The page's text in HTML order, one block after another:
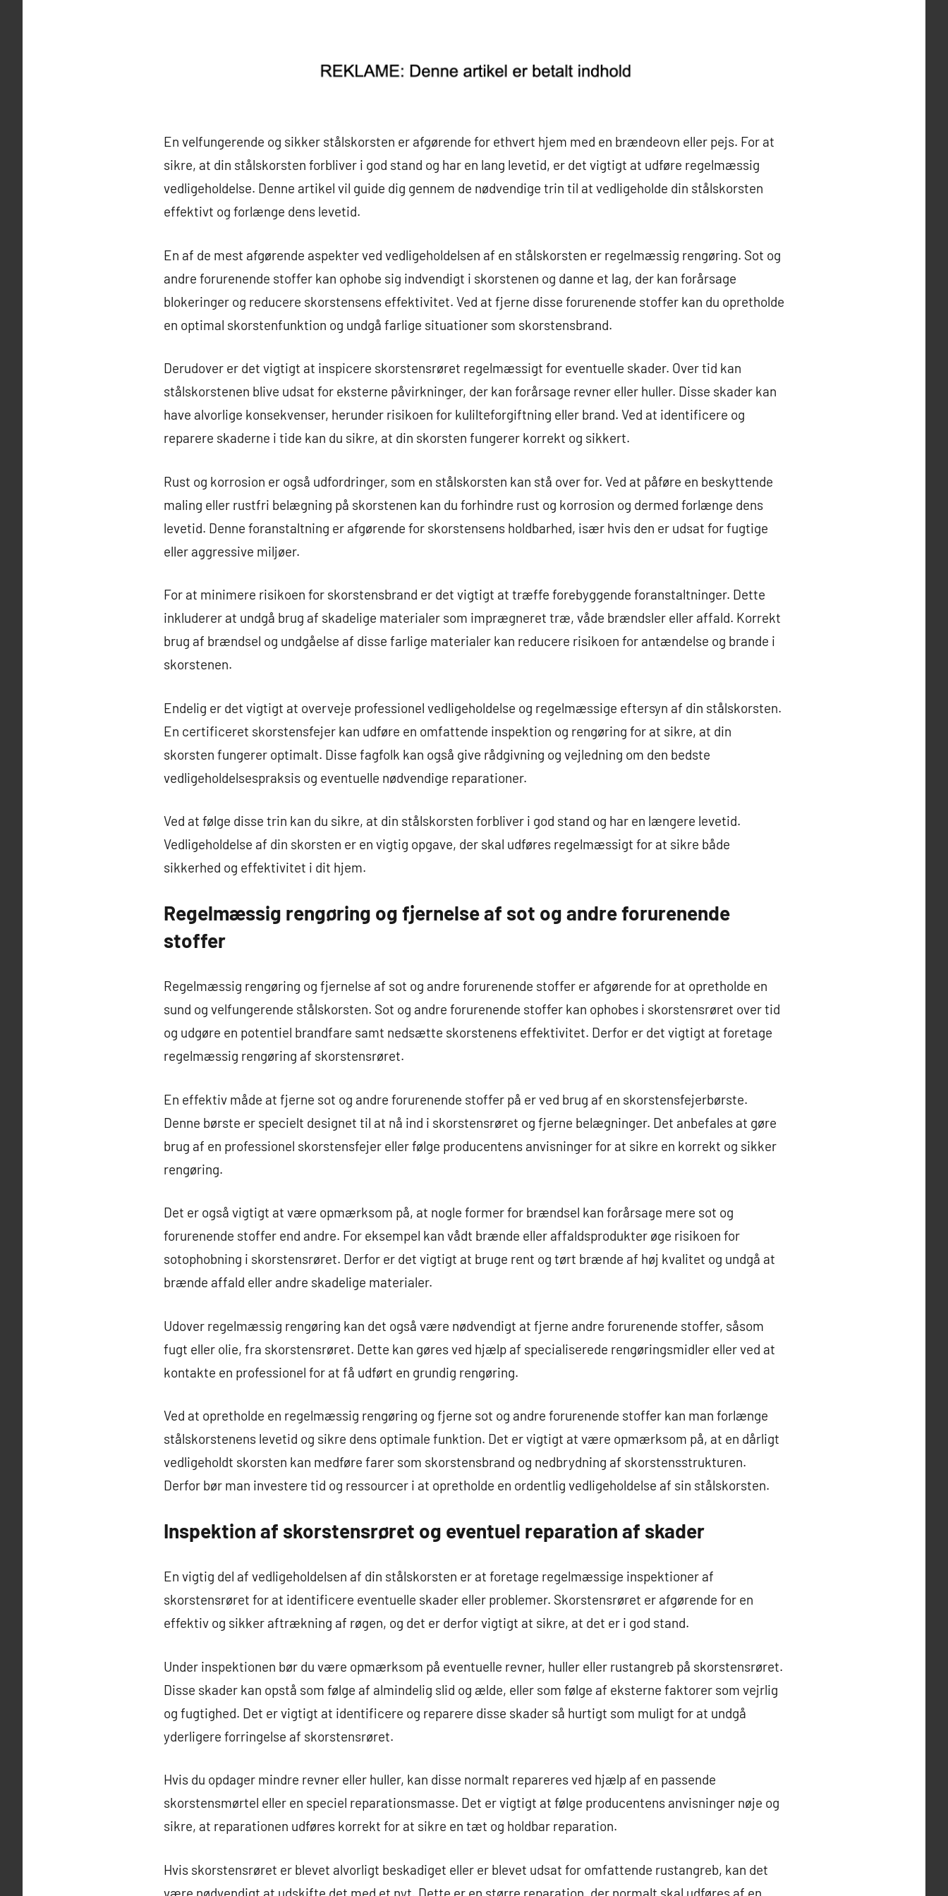
En velfungerende og sikker stålskorsten er afgørende for ethvert hjem med en brændeovn eller pejs. For at
sikre, at din stålskorsten forbliver i god stand og har en lang levetid, er det vigtigt at udføre regelmæssig
vedligeholdelse. Denne artikel vil guide dig gennem de nødvendige trin til at vedligeholde din stålskorsten
effektivt og forlænge dens levetid.
En af de mest afgørende aspekter ved vedligeholdelsen af en stålskorsten er regelmæssig rengøring. Sot og
andre forurenende stoffer kan ophobe sig indvendigt i skorstenen og danne et lag, der kan forårsage
blokeringer og reducere skorstensens effektivitet. Ved at fjerne disse forurenende stoffer kan du opretholde
en optimal skorstenfunktion og undgå farlige situationer som skorstensbrand.
Derudover er det vigtigt at inspicere skorstensrøret regelmæssigt for eventuelle skader. Over tid kan
stålskorstenen blive udsat for eksterne påvirkninger, der kan forårsage revner eller huller. Disse skader kan
have alvorlige konsekvenser, herunder risikoen for kulilteforgiftning eller brand. Ved at identificere og
reparere skaderne i tide kan du sikre, at din skorsten fungerer korrekt og sikkert.
Rust og korrosion er også udfordringer, som en stålskorsten kan stå over for. Ved at påføre en beskyttende
maling eller rustfri belægning på skorstenen kan du forhindre rust og korrosion og dermed forlænge dens
levetid. Denne foranstaltning er afgørende for skorstensens holdbarhed, især hvis den er udsat for fugtige
eller aggressive miljøer.
For at minimere risikoen for skorstensbrand er det vigtigt at træffe forebyggende foranstaltninger. Dette
inkluderer at undgå brug af skadelige materialer som imprægneret træ, våde brændsler eller affald. Korrekt
brug af brændsel og undgåelse af disse farlige materialer kan reducere risikoen for antændelse og brande i
skorstenen.
Endelig er det vigtigt at overveje professionel vedligeholdelse og regelmæssige eftersyn af din stålskorsten.
En certificeret skorstensfejer kan udføre en omfattende inspektion og rengøring for at sikre, at din
skorsten fungerer optimalt. Disse fagfolk kan også give rådgivning og vejledning om den bedste
vedligeholdelsespraksis og eventuelle nødvendige reparationer.
Ved at følge disse trin kan du sikre, at din stålskorsten forbliver i god stand og har en længere levetid.
Vedligeholdelse af din skorsten er en vigtig opgave, der skal udføres regelmæssigt for at sikre både
sikkerhed og effektivitet i dit hjem.
Regelmæssig rengøring og fjernelse af sot og andre forurenende
stoffer
Regelmæssig rengøring og fjernelse af sot og andre forurenende stoffer er afgørende for at opretholde en
sund og velfungerende stålskorsten. Sot og andre forurenende stoffer kan ophobes i skorstensrøret over tid
og udgøre en potentiel brandfare samt nedsætte skorstenens effektivitet. Derfor er det vigtigt at foretage
regelmæssig rengøring af skorstensrøret.
En effektiv måde at fjerne sot og andre forurenende stoffer på er ved brug af en skorstensfejerbørste.
Denne børste er specielt designet til at nå ind i skorstensrøret og fjerne belægninger. Det anbefales at gøre
brug af en professionel skorstensfejer eller følge producentens anvisninger for at sikre en korrekt og sikker
rengøring.
Det er også vigtigt at være opmærksom på, at nogle former for brændsel kan forårsage mere sot og
forurenende stoffer end andre. For eksempel kan vådt brænde eller affaldsprodukter øge risikoen for
sotophobning i skorstensrøret. Derfor er det vigtigt at bruge rent og tørt brænde af høj kvalitet og undgå at
brænde affald eller andre skadelige materialer.
Udover regelmæssig rengøring kan det også være nødvendigt at fjerne andre forurenende stoffer, såsom
fugt eller olie, fra skorstensrøret. Dette kan gøres ved hjælp af specialiserede rengøringsmidler eller ved at
kontakte en professionel for at få udført en grundig rengøring.
Ved at opretholde en regelmæssig rengøring og fjerne sot og andre forurenende stoffer kan man forlænge
stålskorstenens levetid og sikre dens optimale funktion. Det er vigtigt at være opmærksom på, at en dårligt
vedligeholdt skorsten kan medføre farer som skorstensbrand og nedbrydning af skorstensstrukturen.
Derfor bør man investere tid og ressourcer i at opretholde en ordentlig vedligeholdelse af sin stålskorsten.
Inspektion af skorstensrøret og eventuel reparation af skader
En vigtig del af vedligeholdelsen af din stålskorsten er at foretage regelmæssige inspektioner af
skorstensrøret for at identificere eventuelle skader eller problemer. Skorstensrøret er afgørende for en
effektiv og sikker aftrækning af røgen, og det er derfor vigtigt at sikre, at det er i god stand.
Under inspektionen bør du være opmærksom på eventuelle revner, huller eller rustangreb på skorstensrøret.
Disse skader kan opstå som følge af almindelig slid og ælde, eller som følge af eksterne faktorer som vejrlig
og fugtighed. Det er vigtigt at identificere og reparere disse skader så hurtigt som muligt for at undgå
yderligere forringelse af skorstensrøret.
Hvis du opdager mindre revner eller huller, kan disse normalt repareres ved hjælp af en passende
skorstensmørtel eller en speciel reparationsmasse. Det er vigtigt at følge producentens anvisninger nøje og
sikre, at reparationen udføres korrekt for at sikre en tæt og holdbar reparation.
Hvis skorstensrøret er blevet alvorligt beskadiget eller er blevet udsat for omfattende rustangreb, kan det